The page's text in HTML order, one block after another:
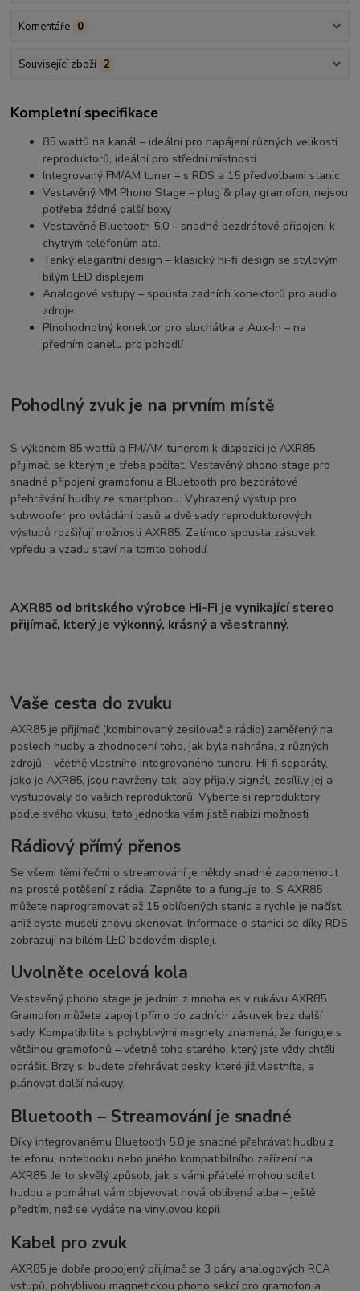
Komentáře 0
Související zboží 2
Kompletní specifikace
85 wattů na kanál – ideální pro napájení různých velikostí
reproduktorů, ideální pro střední místnosti
Integrovaný FM/AM tuner – s RDS a 15 předvolbami stanic
Vestavěný MM Phono Stage – plug & play gramofon, nejsou
potřeba žádné další boxy
Vestavěné Bluetooth 5.0 – snadné bezdrátové připojení k
chytrým telefonům atd.
Tenký elegantní design – klasický hi-fi design se stylovým
bílým LED displejem
Analogové vstupy – spousta zadních konektorů pro audio
zdroje
Plnohodnotný konektor pro sluchátka a Aux-In – na
předním panelu pro pohodlí
Pohodlný zvuk je na prvním místě
S výkonem 85 wattů a FM/AM tunerem k dispozici je AXR85
přijímač, se kterým je třeba počítat. Vestavěný phono stage pro
snadné připojení gramofonu a Bluetooth pro bezdrátové
přehrávání hudby ze smartphonu. Vyhrazený výstup pro
subwoofer pro ovládání basů a dvě sady reproduktorových
výstupů rozšiřují možnosti AXR85. Zatímco spousta zásuvek
vpředu a vzadu staví na tomto pohodlí.
AXR85 od britského výrobce Hi-Fi je vynikající stereo
přijímač, který je výkonný, krásný a všestranný.
Vaše cesta do zvuku
AXR85 je přijímač (kombinovaný zesilovač a rádio) zaměřený na
poslech hudby a zhodnocení toho, jak byla nahrána, z různých
zdrojů – včetně vlastního integrovaného tuneru. Hi-fi separáty,
jako je AXR85, jsou navrženy tak, aby přijaly signál, zesílily jej a
vystupovaly do vašich reproduktorů. Vyberte si reproduktory
podle svého vkusu, tato jednotka vám jistě nabízí možnosti.
Rádiový přímý přenos
Se všemi těmi řečmi o streamování je někdy snadné zapomenout
na prosté potěšení z rádia. Zapněte to a funguje to. S AXR85
můžete naprogramovat až 15 oblíbených stanic a rychle je načíst,
aniž byste museli znovu skenovat. Informace o stanici se díky RDS
zobrazují na bílém LED bodovém displeji.
Uvolněte ocelová kola
Vestavěný phono stage je jedním z mnoha es v rukávu AXR85.
Gramofon můžete zapojit přímo do zadních zásuvek bez další
sady. Kompatibilita s pohyblivými magnety znamená, že funguje s
většinou gramofonů – včetně toho starého, který jste vždy chtěli
oprášit. Brzy si budete přehrávat desky, které již vlastníte, a
plánovat další nákupy.
Bluetooth – Streamování je snadné
Díky integrovanému Bluetooth 5.0 je snadné přehrávat hudbu z
telefonu, notebooku nebo jiného kompatibilního zařízení na
AXR85. Je to skvělý způsob, jak s vámi přátelé mohou sdílet
hudbu a pomáhat vám objevovat nová oblíbená alba – ještě
předtím, než se vydáte na vinylovou kopii.
Kabel pro zvuk
AXR85 je dobře propojený přijímač se 3 páry analogových RCA
vstupů, pohyblivou magnetickou phono sekcí pro gramofon a